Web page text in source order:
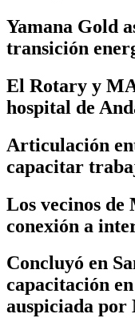
Yamana Gold
transición
El Rotary y
hospital de
Articulación
capacitar
Los vecinos
conexión a
Concluyó en
capacitación
auspiciada